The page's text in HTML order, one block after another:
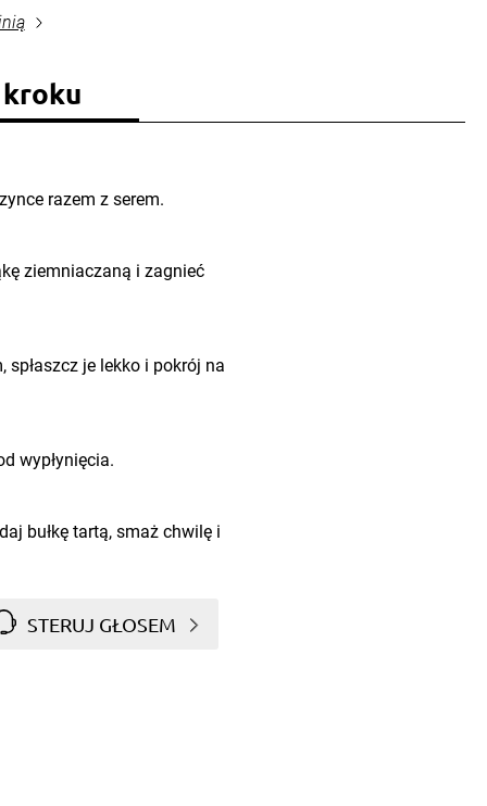
razem z serem.
ziemniaczaną i zagnieć
spłaszcz je lekko i pokrój na
wypłynięcia.
bułkę tartą, smaż chwilę i
STERUJ GŁOSEM